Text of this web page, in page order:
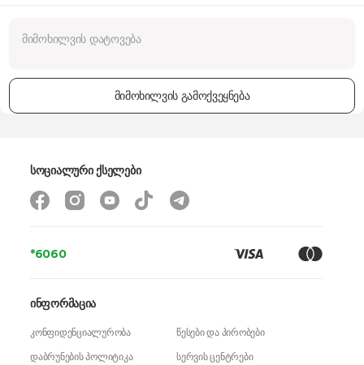
მიმოხილვის გამოქვეყნება
*6060
ინფორმაცია
კონფიდენციალურობა
წესები და პირობები
დაბრუნების პოლიტიკა
სერვის ცენტრები
სოციალური ქსელები